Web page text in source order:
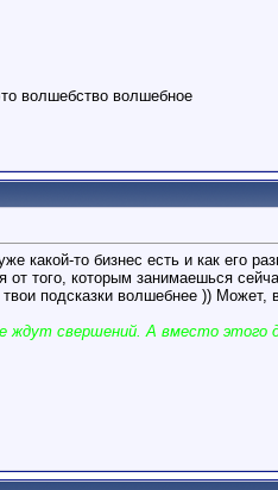
волшебство волшебное
то бизнес есть и как его
того, которым занимаешься
подсказки волшебнее )) Может,
свершений. А вместо этого